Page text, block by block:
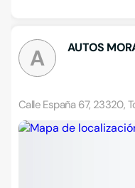
A AUTOS
Calle España 67, 23320,